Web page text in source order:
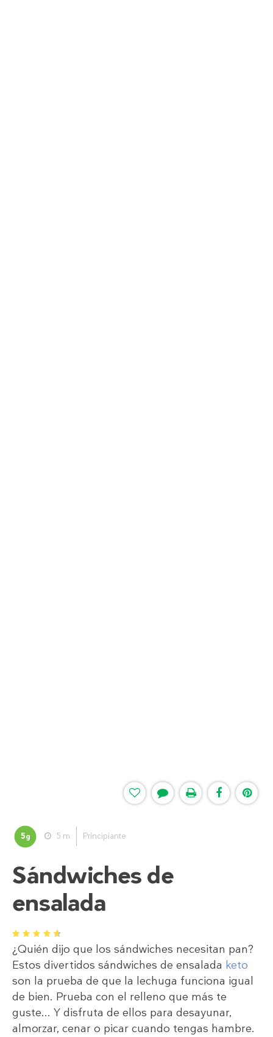
5g 5 m Principiante
Sándwiches de
ensalada
1 2 3 4 5
¿Quién dijo que los sándwiches necesitan pan?
Estos divertidos sándwiches de ensalada keto
son la prueba de que la lechuga funciona igual
de bien. Prueba con el relleno que más te
guste... Y disfruta de ellos para desayunar,
almorzar, cenar o picar cuando tengas hambre.